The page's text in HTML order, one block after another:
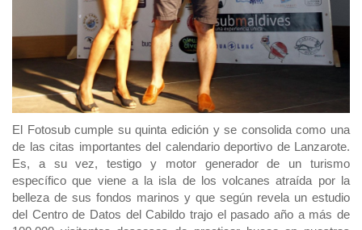
El Fotosub cumple su quinta edición y se consolida como una
de las citas importantes del calendario deportivo de Lanzarote.
Es, a su vez, testigo y motor generador de un turismo
específico que viene a la isla de los volcanes atraída por la
belleza de sus fondos marinos y que según revela un estudio
del Centro de Datos del Cabildo trajo el pasado año a más de